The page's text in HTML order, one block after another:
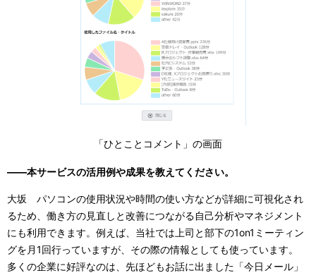
「ひとことコメント」の画面
――本サービスの活用例や成果を教えてください。
大坂 パソコンの使用状況や時間の使い方などが詳細に可視化され
るため、働き方の見直しと改善につながる自己分析やマネジメント
にも利用できます。例えば、当社では上司と部下の1on1ミーティン
グを月1回行っていますが、その際の情報としても使っています。
多くの企業に好評なのは、先ほどもお話に出ました「今日メール」